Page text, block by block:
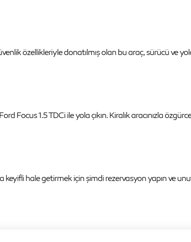
özellikleriyle donatılmış olan bu araç, sürücü ve
1.5 TDCi ile yola çıkın. Kiralık aracınızla
keyifli hale getirmek için şimdi rezervasyon yapın ve